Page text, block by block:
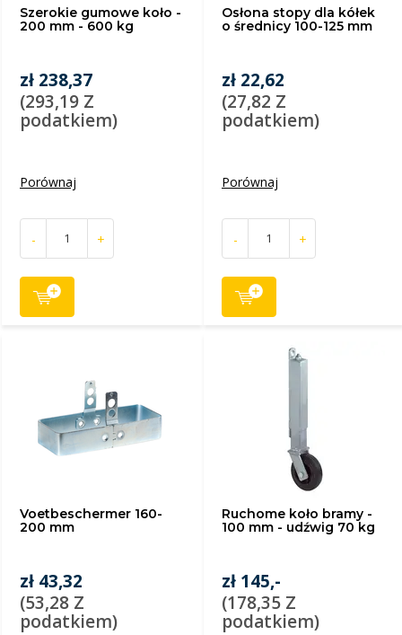
Szerokie gumowe koło -
200 mm - 600 kg
zł 238,37
(293,19 Z
podatkiem)
Porównaj
- +
Osłona stopy dla kółek
o średnicy 100-125 mm
zł 22,62
(27,82 Z
podatkiem)
Porównaj
- +
Voetbeschermer 160-
200 mm
zł 43,32
(53,28 Z
podatkiem)
Ruchome koło bramy -
100 mm - udźwig 70 kg
zł 145,-
(178,35 Z
podatkiem)